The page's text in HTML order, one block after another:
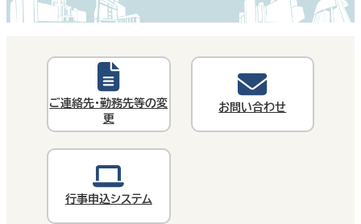
ご連絡先・勤務先等の変
更
お問い合わせ
行事申込システム